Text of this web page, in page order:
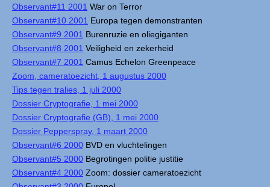
Observant#11 2001 War on Terror
Observant#10 2001 Europa tegen demonstranten
Observant#9 2001 Burenruzie en oliegiganten
Observant#8 2001 Veiligheid en zekerheid
Observant#7 2001 Camus Echelon Greenpeace
Zoom, cameratoezicht, 1 augustus 2000
Tips tegen tralies, 1 juli 2000
Dossier Cryptografie, 1 mei 2000
Dossier Cryptografie (GB), 1 mei 2000
Dossier Pepperspray, 1 maart 2000
Observant#6 2000 BVD en vluchtelingen
Observant#5 2000 Begrotingen politie justitie
Observant#4 2000 Zoom: dossier cameratoezicht